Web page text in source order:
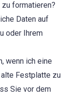
formatieren?
Daten auf
oder Ihrem
wenn ich eine
Festplatte zu
Sie vor dem